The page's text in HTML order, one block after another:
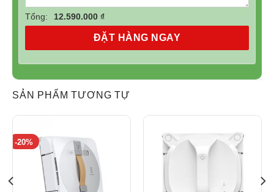
Tổng: 12.590.000 ₫
ĐẶT HÀNG NGAY
SẢN PHẨM TƯƠNG TỰ
-20%